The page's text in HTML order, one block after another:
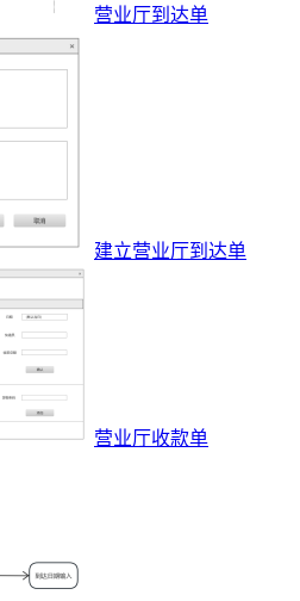
营业厅到达单
建立营业厅到达单
营业厅收款单